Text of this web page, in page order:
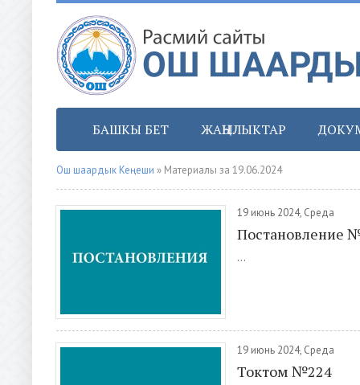
БАШКЫ БЕТ ЖАҢЫЛЫКТАР
Ош шаардык Кеңеши » Материалы за 19.06.2024
19 июнь 2024, Среда
Постановление
...
19 июнь 2024, Среда
Токтом №224